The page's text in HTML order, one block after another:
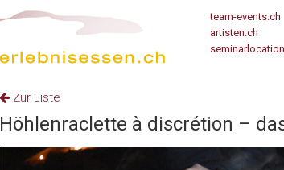
team-events.ch
artisten.ch
Zur Liste
Höhlenraclette à discrétion –